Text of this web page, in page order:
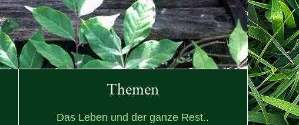
Themen
Das Leben und der ganze Rest..